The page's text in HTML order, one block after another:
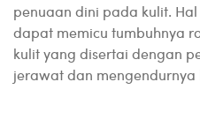
penuaan dini pada kulit.
dapat memicu tumbuhnya
kulit yang disertai dengan
jerawat dan mengendurnya